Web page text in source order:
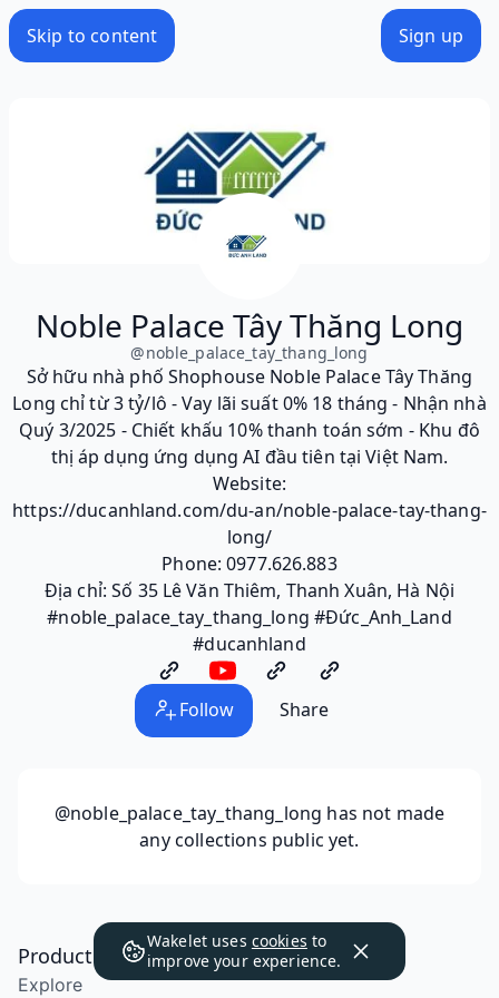
Skip to content Sign up
Noble Palace Tây Thăng Long
@noble_palace_tay_thang_long
Sở hữu nhà phố Shophouse Noble Palace Tây Thăng
Long chỉ từ 3 tỷ/lô - Vay lãi suất 0% 18 tháng - Nhận nhà
Quý 3/2025 - Chiết khấu 10% thanh toán sớm - Khu đô
thị áp dụng ứng dụng AI đầu tiên tại Việt Nam.
Website:
https://ducanhland.com/du-an/noble-palace-tay-thang-
long/
Phone: 0977.626.883
Địa chỉ: Số 35 Lê Văn Thiêm, Thanh Xuân, Hà Nội
#noble_palace_tay_thang_long #Đức_Anh_Land
#ducanhland
Follow Share
@noble_palace_tay_thang_long has not made
any collections public yet.
Wakelet uses cookies to
improve your experience.
Product
Explore